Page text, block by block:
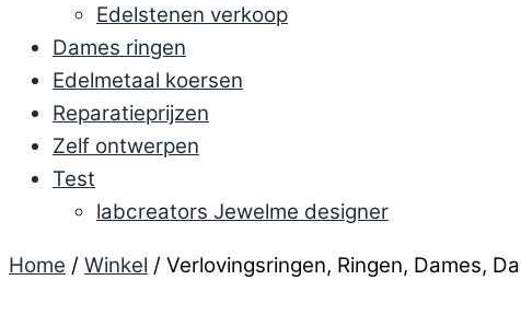
Edelstenen verkoop
Dames ringen
Edelmetaal koersen
Reparatieprijzen
Zelf ontwerpen
Test
labcreators Jewelme designer
Home / Winkel / Verlovingsringen, Ringen, Dames,